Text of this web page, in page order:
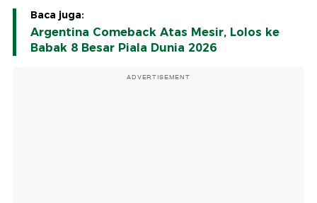
Baca juga:
Argentina Comeback Atas Mesir, Lolos ke
Babak 8 Besar Piala Dunia 2026
ADVERTISEMENT